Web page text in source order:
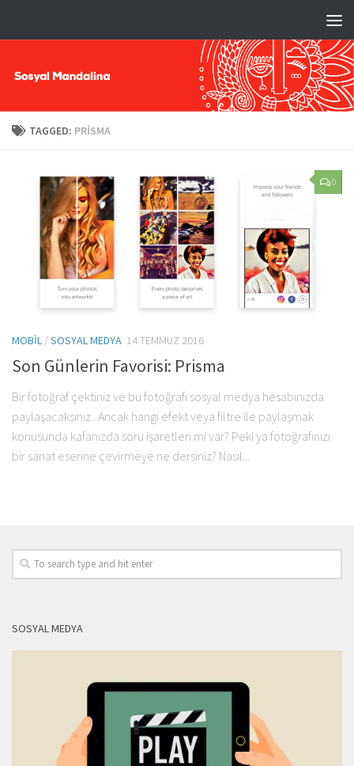
TAGGED: PRISMA
0
MOBIL /SOSYAL MEDYA 14 TEMMUZ 2016
Son Günlerin Favorisi: Prisma
Bir fotoğraf çektiniz ve bu fotoğrafı sosyal medya hesabınızda
paylaşacaksınız . Ancak hangi efekt veya filtre ile paylaşmak
konusunda kafanızda soru işaretleri mi var? Peki ya fotoğrafınızı
bir sanat eserine çevirmeye ne dersiniz? Nasıl...
SOSYAL MEDYA